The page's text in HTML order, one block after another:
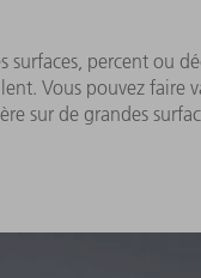
percent ou
Vous pouvez faire
sur de grandes